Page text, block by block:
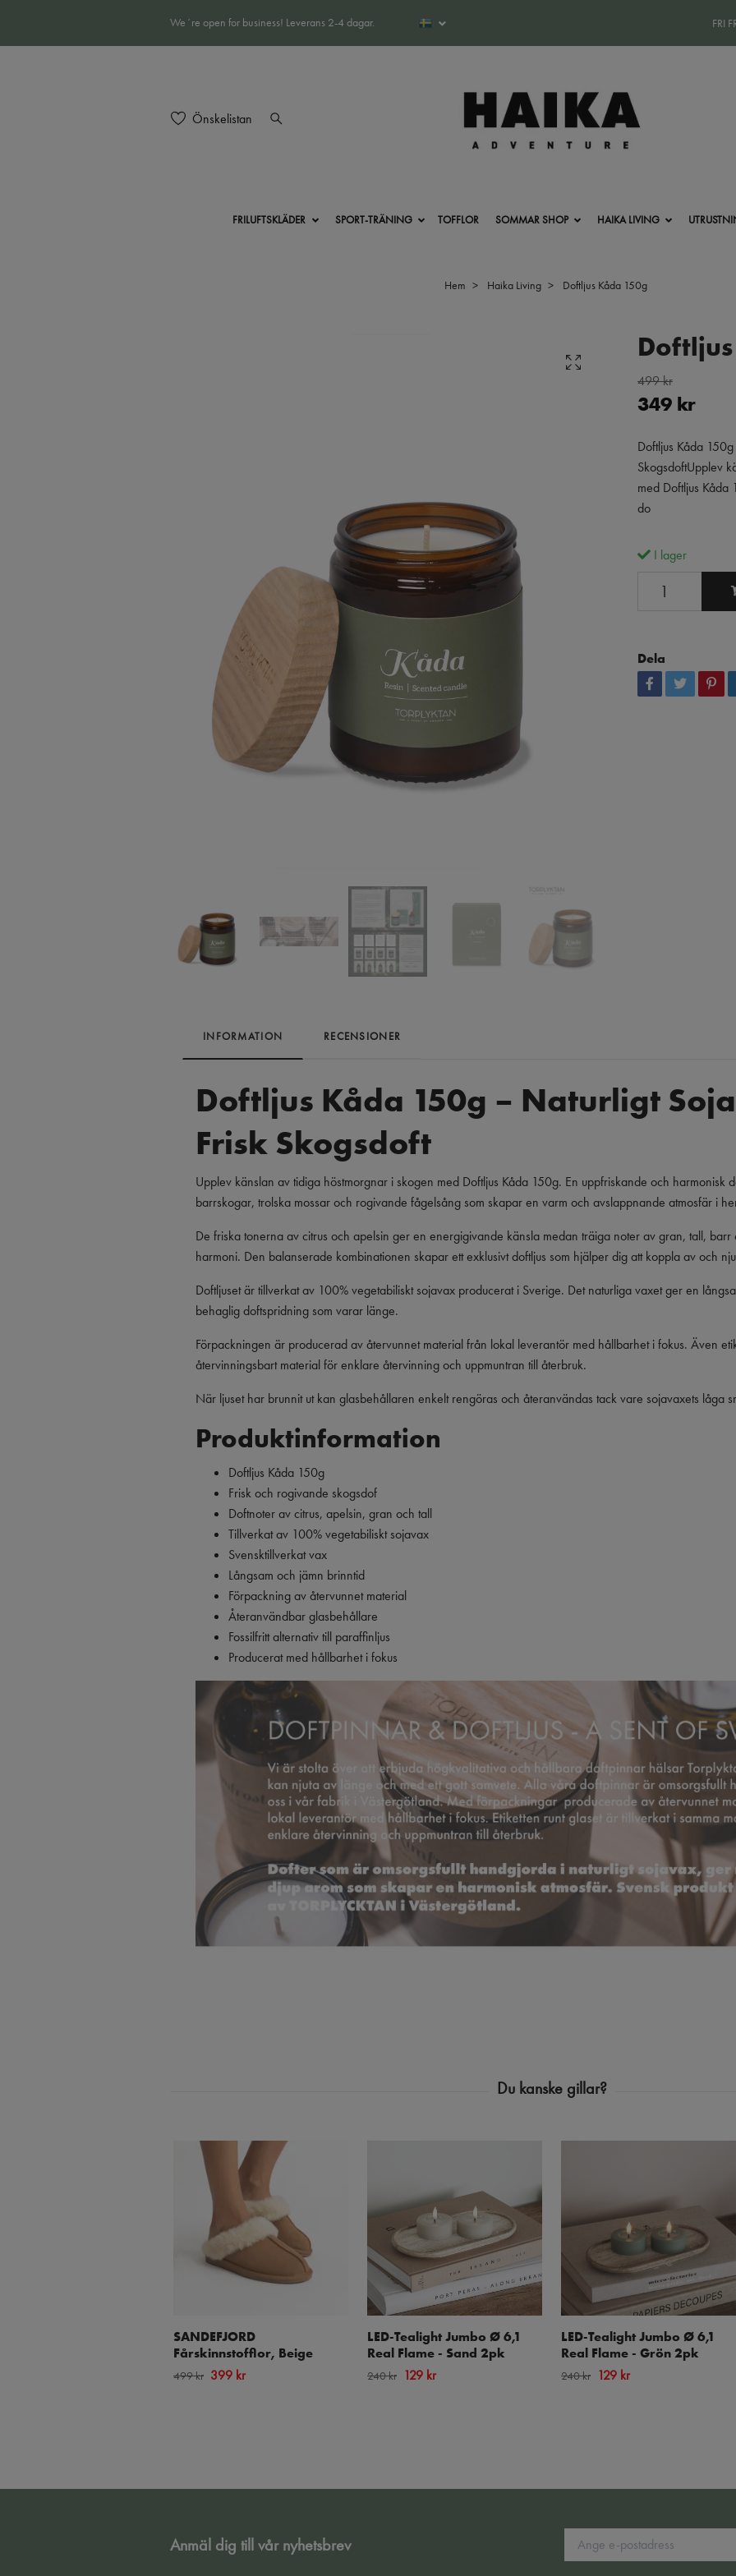
We´re open for business! Leverans 2-4 dagar. FRI
Önskelistan
FRILUFTSKLÄDER SPORT-TRÄNING TOFFLOR SOMMAR SHOP HAIKA LIVING
Hem Haika Living Doftljus Kåda 150g
499 kr
349 kr
Doftljus Kåda
SkogsdoftUpplev
med Doftljus
do
I lager
Dela
INFORMATION RECENSIONER
Doftljus Kåda 150g – Naturligt
Frisk Skogsdoft
Upplev känslan av tidiga höstmorgnar i skogen med Doftljus Kåda 150g. En uppfriskande och harmonisk
barrskogar, trolska mossar och rogivande fågelsång som skapar en varm och avslappnande atmosfär i
De friska tonerna av citrus och apelsin ger en energigivande känsla medan träiga noter av gran, tall,
harmoni. Den balanserade kombinationen skapar ett exklusivt doftljus som hjälper dig att koppla av och
Doftljuset är tillverkat av 100% vegetabiliskt sojavax producerat i Sverige. Det naturliga vaxet ger en
behaglig doftspridning som varar länge.
Förpackningen är producerad av återvunnet material från lokal leverantör med hållbarhet i fokus. Även
återvinningsbart material för enklare återvinning och uppmuntran till återbruk.
När ljuset har brunnit ut kan glasbehållaren enkelt rengöras och återanvändas tack vare sojavaxets låga
Produktinformation
Doftljus Kåda 150g
Frisk och rogivande skogsdof
Doftnoter av citrus, apelsin, gran och tall
Tillverkat av 100% vegetabiliskt sojavax
Svensktillverkat vax
Långsam och jämn brinntid
Förpackning av återvunnet material
Återanvändbar glasbehållare
Fossilfritt alternativ till paraffinljus
Producerat med hållbarhet i fokus
SANDEFJORD
Fårskinnstofflor, Beige
499 kr 399 kr
LED-Tealight Jumbo Ø 6,1
Real Flame - Sand 2pk
240 kr 129 kr
LED-Tealight Jumbo Ø 6,1
Real Flame - Grön 2pk
240 kr 129 kr
Anmäl dig till vår nyhetsbrev